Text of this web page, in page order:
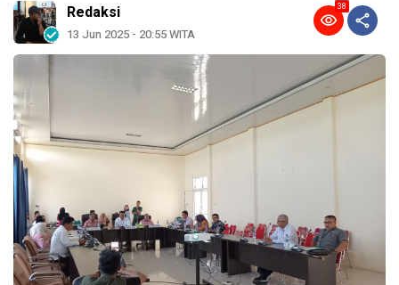
Redaksi
13 Jun 2025 - 20:55 WITA
38